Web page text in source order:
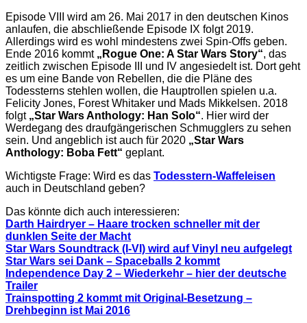
Episode VIII wird am 26. Mai 2017 in den deutschen Kinos
anlaufen, die abschließende Episode IX folgt 2019.
Allerdings wird es wohl mindestens zwei Spin-Offs geben.
Ende 2016 kommt „Rogue One: A Star Wars Story“, das
zeitlich zwischen Episode III und IV angesiedelt ist. Dort geht
es um eine Bande von Rebellen, die die Pläne des
Todessterns stehlen wollen, die Hauptrollen spielen u.a.
Felicity Jones, Forest Whitaker und Mads Mikkelsen. 2018
folgt „Star Wars Anthology: Han Solo“. Hier wird der
Werdegang des draufgängerischen Schmugglers zu sehen
sein. Und angeblich ist auch für 2020 „Star Wars
Anthology: Boba Fett“ geplant.
Wichtigste Frage: Wird es das Todesstern-Waffeleisen
auch in Deutschland geben?
Das könnte dich auch interessieren:
Darth Hairdryer – Haare trocken schneller mit der
dunklen Seite der Macht
Star Wars Soundtrack (I-VI) wird auf Vinyl neu aufgelegt
Star Wars sei Dank – Spaceballs 2 kommt
Independence Day 2 – Wiederkehr – hier der deutsche
Trailer
Trainspotting 2 kommt mit Original-Besetzung –
Drehbeginn ist Mai 2016